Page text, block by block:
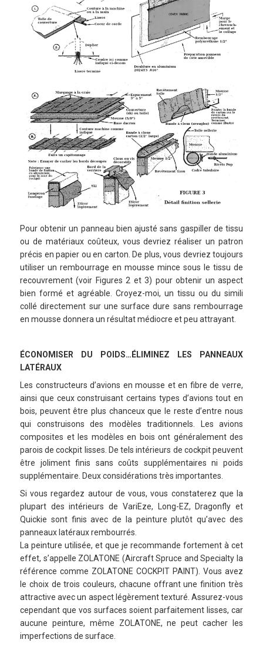
Pour obtenir un panneau bien ajusté sans gaspiller de tissu
ou de matériaux coûteux, vous devriez réaliser un patron
précis en papier ou en carton. De plus, vous devriez toujours
utiliser un rembourrage en mousse mince sous le tissu de
recouvrement (voir Figures 2 et 3) pour obtenir un aspect
bien formé et agréable. Croyez-moi, un tissu ou du simili
collé directement sur une surface dure sans rembourrage
en mousse donnera un résultat médiocre et peu attrayant.
ÉCONOMISER DU POIDS… ÉLIMINEZ LES PANNEAUX
LATÉRAUX
Les constructeurs d’avions en mousse et en fibre de verre,
ainsi que ceux construisant certains types d’avions tout en
bois, peuvent être plus chanceux que le reste d’entre nous
qui construisons des modèles traditionnels. Les avions
composites et les modèles en bois ont généralement des
parois de cockpit lisses. De tels intérieurs de cockpit peuvent
être joliment finis sans coûts supplémentaires ni poids
supplémentaire. Deux considérations très importantes.
Si vous regardez autour de vous, vous constaterez que la
plupart des intérieurs de VariEze, Long-EZ, Dragonfly et
Quickie sont finis avec de la peinture plutôt qu’avec des
panneaux latéraux rembourrés.
La peinture utilisée, et que je recommande fortement à cet
effet, s’appelle ZOLATONE (Aircraft Spruce and Specialty la
référence comme ZOLATONE COCKPIT PAINT). Vous avez
le choix de trois couleurs, chacune offrant une finition très
attractive avec un aspect légèrement texturé. Assurez-vous
cependant que vos surfaces soient parfaitement lisses, car
aucune peinture, même ZOLATONE, ne peut cacher les
imperfections de surface.